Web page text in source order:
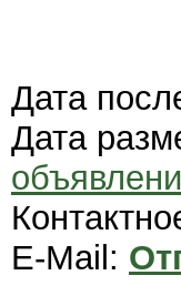
Дата
Дата
E-Mail: